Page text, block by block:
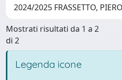
2024/2025 FRASSETTO, PIERO
Mostrati risultati da 1 a 2
di 2
Legenda icone